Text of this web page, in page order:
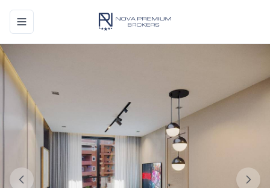
Toggle navigation menu